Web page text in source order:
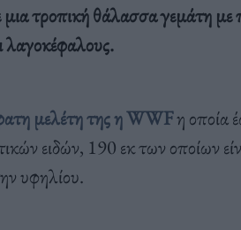
μια τροπική θάλασσα γεμάτη
λαγοκέφαλους.
μελέτη της η WWFη οποία
ειδών, 190 εκ των οποίων
υφηλίου.